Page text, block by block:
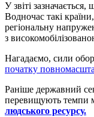
У звіті
Водночас такі
регіональну
з
Нагадаємо, сили
початку
Раніше державний
перевищують темпи
людського ресурсу.